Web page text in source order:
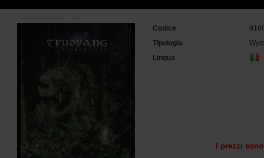
Codice
Tipologia
Lingua
I prezzi